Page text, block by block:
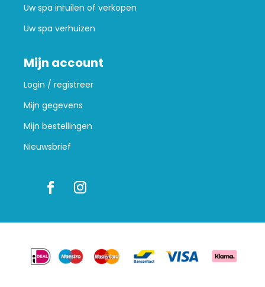
Uw spa inruilen of verkopen
Uw spa verhuizen
Mijn account
Login / registreer
Mijn gegevens
Mijn bestellingen
Nieuwsbrief